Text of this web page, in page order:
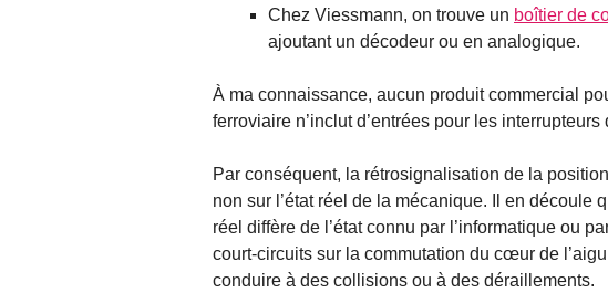
Chez Viessmann, on trouve un boîtier de
ajoutant un décodeur ou en analogique.
À ma connaissance, aucun produit commercial
ferroviaire n’inclut d’entrées pour les interrupteurs
Par conséquent, la rétrosignalisation de la
non sur l’état réel de la mécanique. Il en découle
réel diffère de l’état connu par l’informatique ou
court-circuits sur la commutation du cœur de
conduire à des collisions ou à des déraillements.